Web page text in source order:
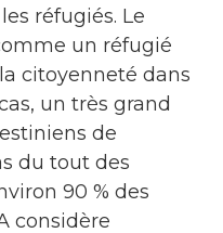
réfugiés. Le
un réfugié
citoyenneté dans
un très grand
de
du tout des
90 % des
considère